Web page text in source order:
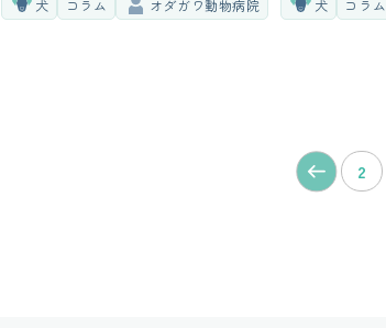
犬 コラム オダガワ動物病院 犬 コラム
2